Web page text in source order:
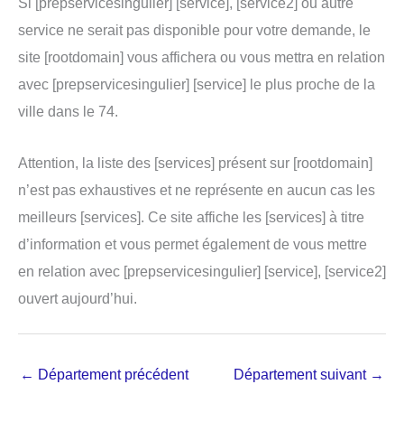
service ne serait pas disponible pour votre demande, le
site [rootdomain] vous affichera ou vous mettra en relation
avec [prepservicesingulier] [service] le plus proche de la
ville dans le 74.
Attention, la liste des [services] présent sur [rootdomain]
n’est pas exhaustives et ne représente en aucun cas les
meilleurs [services]. Ce site affiche les [services] à titre
d’information et vous permet également de vous mettre
en relation avec [prepservicesingulier] [service], [service2]
ouvert aujourd’hui.
← Département précédent Département suivant →